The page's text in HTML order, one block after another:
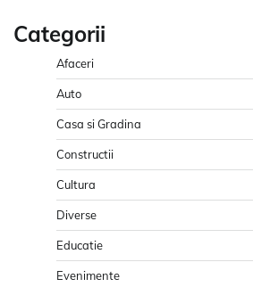
Categorii
Afaceri
Auto
Casa si Gradina
Constructii
Cultura
Diverse
Educatie
Evenimente